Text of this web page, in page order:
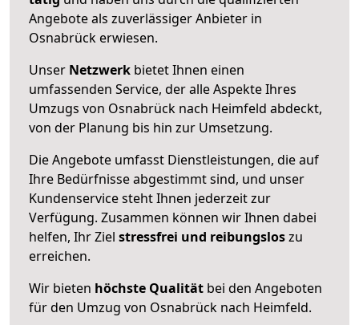
Angebote als zuverlässiger Anbieter in
Osnabrück erwiesen.
Unser Netzwerk bietet Ihnen einen
umfassenden Service, der alle Aspekte Ihres
Umzugs von Osnabrück nach Heimfeld abdeckt,
von der Planung bis hin zur Umsetzung.
Die Angebote umfasst Dienstleistungen, die auf
Ihre Bedürfnisse abgestimmt sind, und unser
Kundenservice steht Ihnen jederzeit zur
Verfügung. Zusammen können wir Ihnen dabei
helfen, Ihr Ziel stressfrei und reibungsloszu
erreichen.
Wir bieten höchste Qualität bei den Angeboten
für den Umzug von Osnabrück nach Heimfeld.